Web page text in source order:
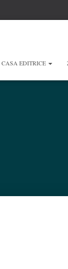
CASA EDITRICE